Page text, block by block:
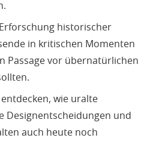
Erforschung historischer
in kritischen Momenten
Passage vor übernatürlichen
wie uralte
Designentscheidungen und
auch heute noch